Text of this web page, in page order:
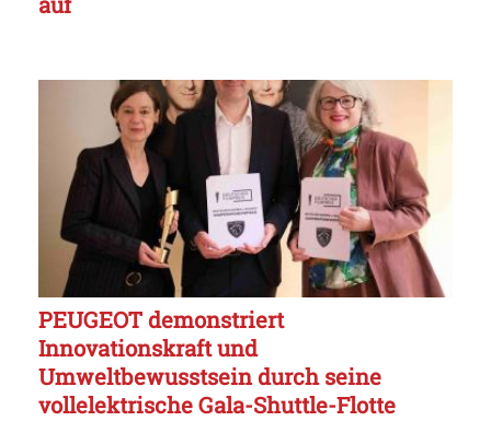
PEUGEOT demonstriert
Innovationskraft und
Umweltbewusstsein durch seine
vollelektrische Gala-Shuttle-Flotte